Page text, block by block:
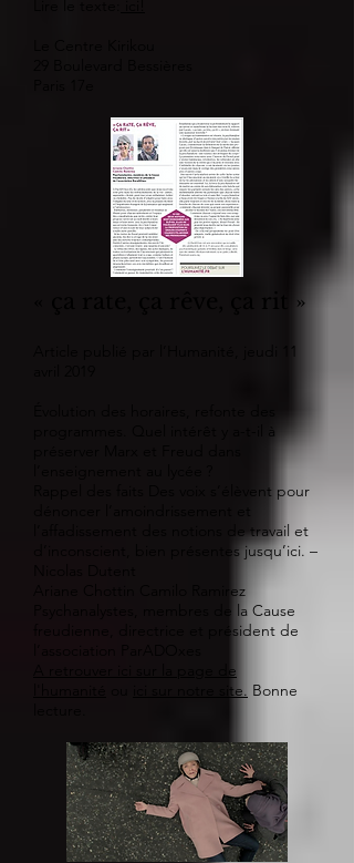
« ça rate, ça rêve, ça rit »
Article publié par l’Humanité, jeudi 11
programmes. Quel intérêt y a-t-il à
Rappel des faits Des voix s’élèvent pour
l’affadissement des notions de travail et
d’inconscient, bien présentes jusqu’ici. –
Ariane Chottin Camilo Ramirez
Psychanalystes, membres de la Cause
freudienne, directrice et président de
A retrouver ici sur la page de
ici sur notre site. Bonne